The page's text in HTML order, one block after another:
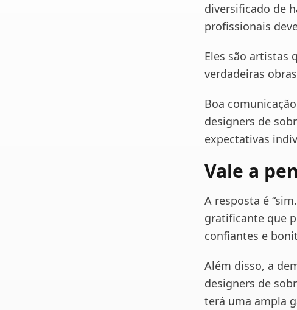
diversificado de
profissionais
Eles são artistas
verdadeiras
Boa
designers de
expectativas
Vale a
A resposta é
gratificante que
confiantes e
Além disso, a
designers de
terá uma ampla